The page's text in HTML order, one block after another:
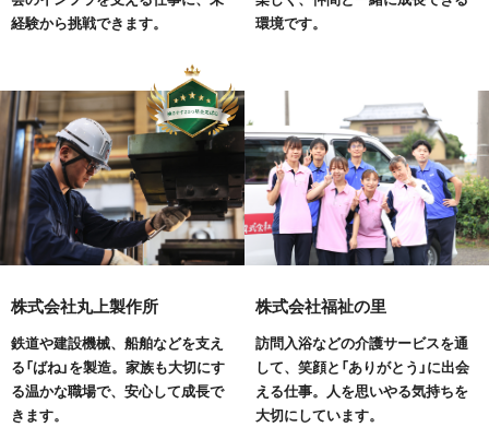
経験から挑戦できます。
環境です。
株式会社丸上製作所
鉄道や建設機械、船舶などを支え
る「ばね」を製造。家族も大切にす
る温かな職場で、安心して成長で
きます。
株式会社福祉の里
訪問入浴などの介護サービスを通
して、笑顔と「ありがとう」に出会
える仕事。人を思いやる気持ちを
大切にしています。